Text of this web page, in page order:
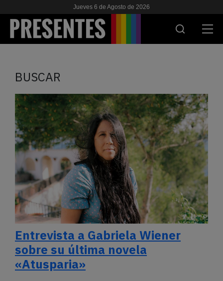
Jueves 6 de Agosto de 2026
VIH & SIDA
ESCUELA
NOSOTRES
APOYANOS
ES EN
BUSCAR
Entrevista a Gabriela Wiener
sobre su última novela
«Atusparia»